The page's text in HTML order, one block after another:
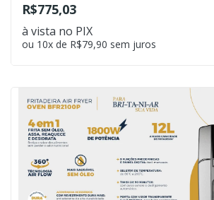
R$775,03
à vista no PIX
ou 10x de R$79,90 sem juros